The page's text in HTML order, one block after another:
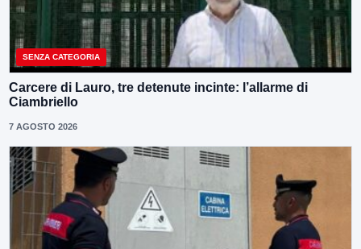
SENZA CATEGORIA
Carcere di Lauro, tre detenute incinte: l’allarme di
Ciambriello
7 AGOSTO 2026